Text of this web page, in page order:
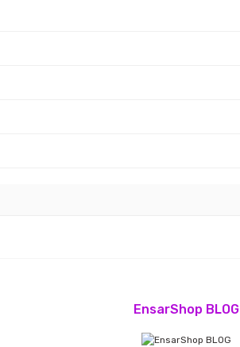
EnsarShop BLOG